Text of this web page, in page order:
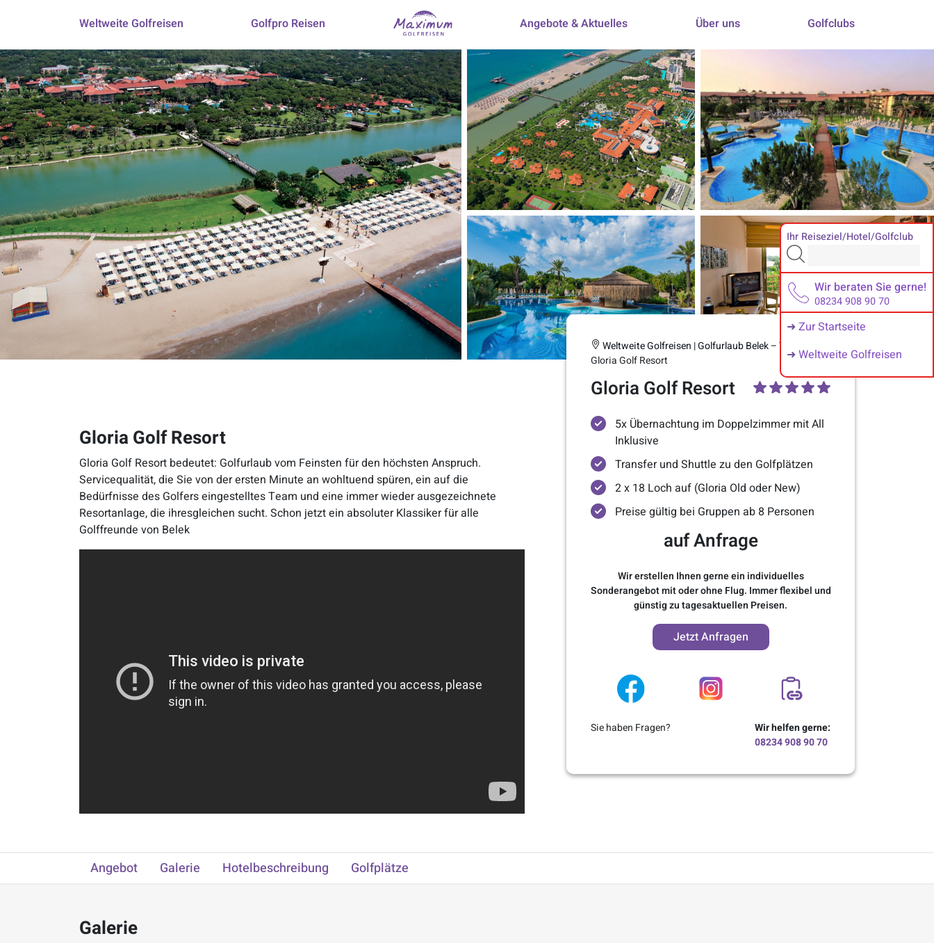
Weltweite Golfreisen Golfpro Reisen Angebote & Aktuelles Über uns Golfclubs
Ihr Reiseziel/Hotel/Golfclub
Wir beraten Sie gerne!
08234 908 90 70
➜ Zur Startseite
➜ Weltweite Golfreisen
Weltweite Golfreisen |Golfurlaub Belek – Türkei|
Gloria Golf Resort
Gloria Golf Resort
5x Übernachtung im Doppelzimmer mit All
Inklusive
Transfer und Shuttle zu den Golfplätzen
2 x 18 Loch auf (Gloria Old oder New)
Preise gültig bei Gruppen ab 8 Personen
auf Anfrage
Wir erstellen Ihnen gerne ein individuelles
Sonderangebot mit oder ohne Flug. Immer flexibel und
günstig zu tagesaktuellen Preisen.
Jetzt Anfragen
Sie haben Fragen?
Wir helfen gerne:
08234 908 90 70
Gloria Golf Resort
Gloria Golf Resort bedeutet: Golfurlaub vom Feinsten für den höchsten Anspruch.
Servicequalität, die Sie von der ersten Minute an wohltuend spüren, ein auf die
Bedürfnisse des Golfers eingestelltes Team und eine immer wieder ausgezeichnete
Resortanlage, die ihresgleichen sucht. Schon jetzt ein absoluter Klassiker für alle
Golffreunde von Belek
Angebot Galerie Hotelbeschreibung Golfplätze
Galerie